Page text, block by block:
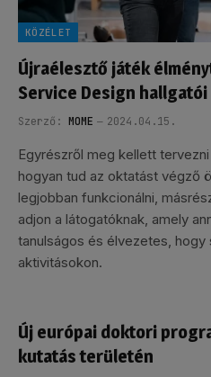
KÖZÉLET
Újraélesztő játék
Service Design hallgatói
Szerző: MOME 2024.04.15.
Egyrészről meg kellett
hogyan tud az oktatást végző
legjobban funkcionálni,
adjon a látogatóknak, amely
tanulságos és élvezetes,
aktivitásokon.
Új európai doktori
kutatás területén